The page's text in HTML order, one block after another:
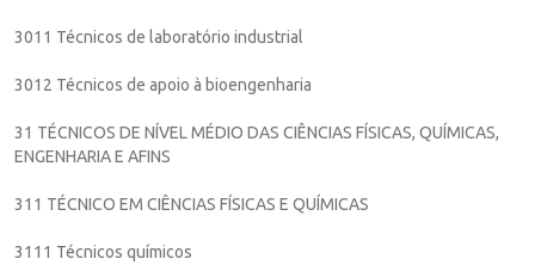
3011 Técnicos de laboratório industrial
3012 Técnicos de apoio à bioengenharia
31 TÉCNICOS DE NÍVEL MÉDIO DAS CIÊNCIAS FÍSICAS, QUÍMICAS,
ENGENHARIA E AFINS
311 TÉCNICO EM CIÊNCIAS FÍSICAS E QUÍMICAS
3111 Técnicos químicos